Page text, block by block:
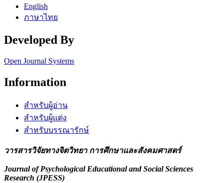
English
ภาษาไทย
Developed By
Open Journal Systems
Information
สำหรับผู้อ่าน
สำหรับผู้แต่ง
สำหรับบรรณารักษ์
วารสารวิจัยทางจิตวิทยา การศึกษาและสังคมศาสตร์
Journal of Psychological Educational and Social Sciences
Research (JPESS)